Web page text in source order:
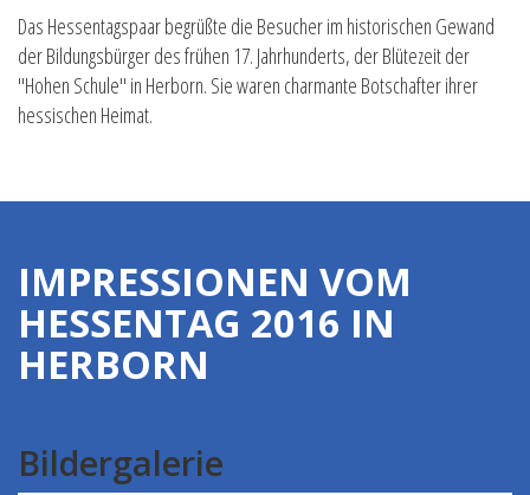
Das Hessentagspaar begrüßte die Besucher im historischen Gewand
der Bildungsbürger des frühen 17. Jahrhunderts, der Blütezeit der
"Hohen Schule" in Herborn. Sie waren charmante Botschafter ihrer
hessischen Heimat.
IMPRESSIONEN VOM
HESSENTAG 2016 IN
HERBORN
Bildergalerie